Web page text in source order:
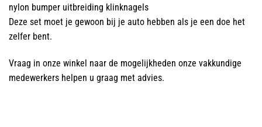
nylon bumper uitbreiding klinknagels
Deze set moet je gewoon bij je auto hebben als je een doe het
zelfer bent.
Vraag in onze winkel naar de mogelijkheden onze vakkundige
medewerkers helpen u graag met advies.